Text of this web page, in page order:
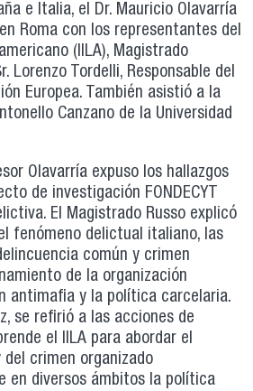
e Italia, el Dr. Mauricio Olavarría
Roma con los representantes del
(IILA), Magistrado
Lorenzo Tordelli, Responsable del
Europea. También asistió a la
Canzano de la Universidad
Olavarría expuso los hallazgos
de investigación FONDECYT
El Magistrado Russo explicó
fenómeno delictual italiano, las
común y crimen
de la organización
antimafia y la política carcelaria.
se refirió a las acciones de
el IILA para abordar el
crimen organizado
en diversos ámbitos la política